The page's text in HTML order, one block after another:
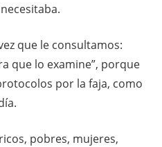
que le consultamos:
que lo examine”, porque
por la faja, como
pobres, mujeres,